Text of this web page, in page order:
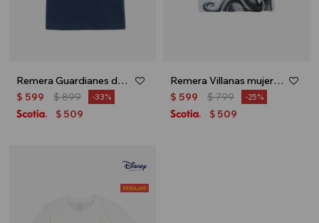
Remera Guardianes de la Galaxia - Azul
$ 599 $899 33
$ 509
Remera Villanas mujer - Gris
$ 599 $799 25
$ 509